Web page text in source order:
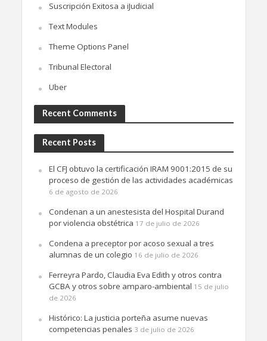
Suscripción Exitosa a iJudicial
Text Modules
Theme Options Panel
Tribunal Electoral
Uber
Recent Comments
Recent Posts
El CFJ obtuvo la certificación IRAM 9001:2015 de su
proceso de gestión de las actividades académicas
6 de agosto de 2026
Condenan a un anestesista del Hospital Durand
por violencia obstétrica 17 de julio de 2026
Condena a preceptor por acoso sexual a tres
alumnas de un colegio 16 de julio de 2026
Ferreyra Pardo, Claudia Eva Edith y otros contra
GCBA y otros sobre amparo-ambiental 15 de julio
de 2026
Histórico: La justicia porteña asume nuevas
competencias penales 3 de julio de 2026